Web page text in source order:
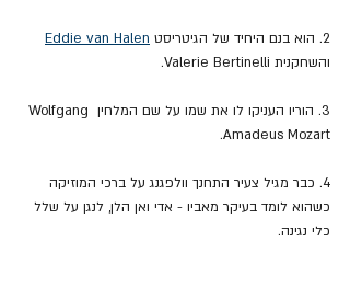
2. הוא בנם היחיד של הגיטריסט
Eddie van Halen
והשחקנית Valerie Bertinelli.
3. הוריו העניקו לו את שמו על שם המלחין Wolfgang
Amadeus Mozart.
4. כבר מגיל צעיר התחנך וולפגנג על ברכי המוזיקה
כשהוא לומד בעיקר מאביו - אדי ואן הלן, לנגן על שלל
כלי נגינה.